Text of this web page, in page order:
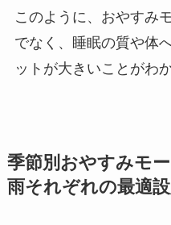
このように、おやすみ
でなく、睡眠の質や体
ットが大きいことがわ
季節別おやすみモ
雨それぞれの最適